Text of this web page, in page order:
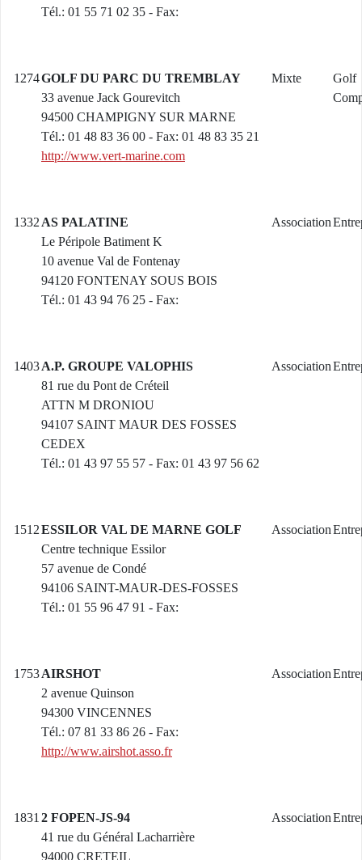
Tél.: 01 55 71 02 35 - Fax:
1274GOLF DU PARC DU TREMBLAY
33 avenue Jack Gourevitch
94500 CHAMPIGNY SUR MARNE
Tél.: 01 48 83 36 00 - Fax: 01 48 83 35 21
http://www.vert-marine.com
Mixte
Golf
1332 AS PALATINE
Le Péripole Batiment K
10 avenue Val de Fontenay
94120 FONTENAY SOUS BOIS
Tél.: 01 43 94 76 25 - Fax:
Association
1403A.P. GROUPE VALOPHIS
81 rue du Pont de Créteil
ATTN M DRONIOU
94107 SAINT MAUR DES FOSSES
CEDEX
Tél.: 01 43 97 55 57 - Fax: 01 43 97 56 62
Association
1512ESSILOR VAL DE MARNE GOLF
Centre technique Essilor
57 avenue de Condé
94106 SAINT-MAUR-DES-FOSSES
Tél.: 01 55 96 47 91 - Fax:
Association
1753AIRSHOT
2 avenue Quinson
94300 VINCENNES
Tél.: 07 81 33 86 26 - Fax:
http://www.airshot.asso.fr
Association
1831 2 FOPEN-JS-94
41 rue du Général Lacharrière
94000 CRETEIL
Association